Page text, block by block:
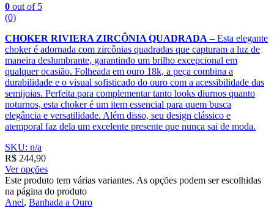
0 out of 5
(0)
CHOKER RIVIERA ZIRCÔNIA QUADRADA – Esta elegante
choker é adornada com zircônias quadradas que capturam a luz de
maneira deslumbrante, garantindo um brilho excepcional em
qualquer ocasião. Folheada em ouro 18k, a peça combina a
durabilidade e o visual sofisticado do ouro com a acessibilidade das
semijoias. Perfeita para complementar tanto looks diurnos quanto
noturnos, esta choker é um item essencial para quem busca
elegância e versatilidade. Além disso, seu design clássico e
atemporal faz dela um excelente presente que nunca sai de moda.
SKU: n/a
R$ 244,90
Ver opções
Este produto tem várias variantes. As opções podem ser escolhidas
na página do produto
Anel, Banhada a Ouro